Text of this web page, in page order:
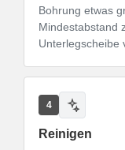
Bohrung etwas
Mindestabstand
Unterlegscheibe
4
Reinigen